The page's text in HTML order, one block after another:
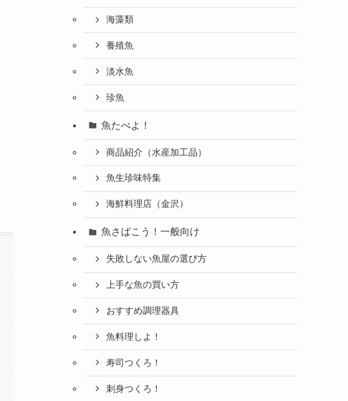
海藻類
養殖魚
淡水魚
珍魚
魚たべよ！
商品紹介（水産加工品）
魚生珍味特集
海鮮料理店（金沢）
魚さばこう！一般向け
失敗しない魚屋の選び方
上手な魚の買い方
おすすめ調理器具
魚料理しよ！
寿司つくろ！
刺身つくろ！